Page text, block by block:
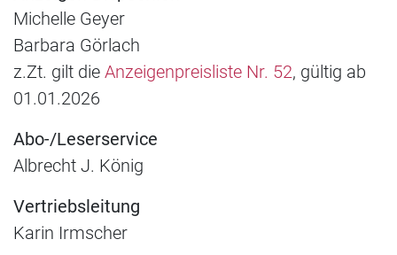
Michelle Geyer
Barbara Görlach
z.Zt. gilt die Anzeigenpreisliste Nr. 52, gültig ab
01.01.2026
Abo-/Leserservice
Albrecht J. König
Vertriebsleitung
Karin Irmscher